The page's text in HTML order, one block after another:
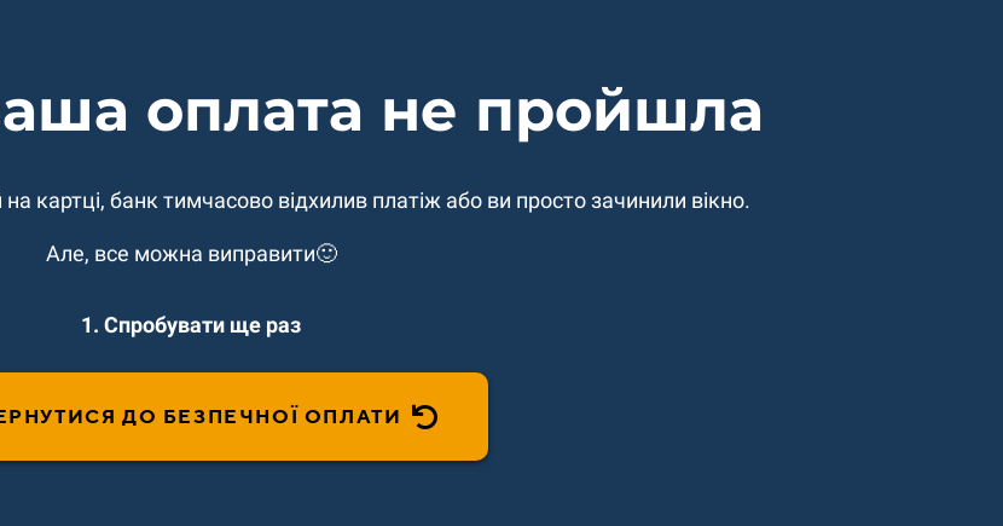
оплата не пройшла
картці, банк тимчасово відхилив платіж або ви просто зачинили вікно.
Але, все можна виправити🙂
1. Спробувати ще раз
ДО БЕЗПЕЧНОЇ ОПЛАТИ